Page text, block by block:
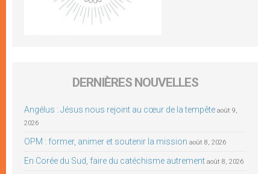
DERNIÈRES NOUVELLES
Angélus : Jésus nous rejoint au cœur de la tempête août 9,
2026
OPM : former, animer et soutenir la mission août 8, 2026
En Corée du Sud, faire du catéchisme autrement août 8, 2026